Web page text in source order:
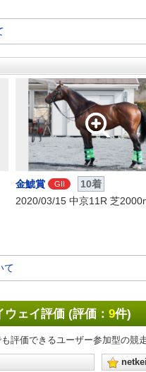
金鯱賞 GII
10着
2020/03/15 中京11R 芝
て
ェイ評価 (評価： 9件)
評価できるユーザー参加型の競